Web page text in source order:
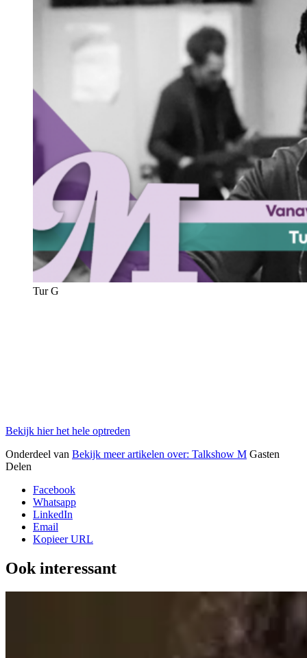
Tur G
Bekijk hier het hele optreden
Onderdeel van Bekijk meer artikelen over: Talkshow M Gasten
Delen
Facebook
Whatsapp
LinkedIn
Email
Kopieer URL
Ook interessant